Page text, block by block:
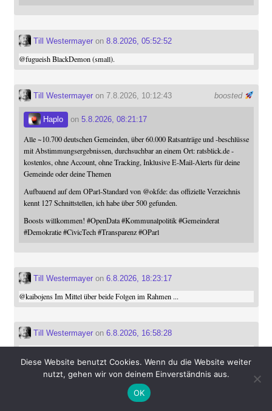
Till Westermayeron 8.8.2026, 05:52:52
@fugueishBlackDemon (small).
boosted
Till Westermayeron 7.8.2026, 10:12:43
Haplo on 5.8.2026, 08:21:17
Alle ~10.700 deutschen Gemeinden, über 60.000 Ratsanträge und -beschlüsse
mit Abstimmungsergebnissen, durchsuchbar an einem Ort: ratsblick.de -
kostenlos, ohne Account, ohne Tracking, Inklusive E-Mail-Alerts für deine
Gemeinde oder deine Themen
Aufbauend auf dem OParl-Standard von @okfde: das offizielle Verzeichnis
kennt 127 Schnittstellen, ich habe über 500 gefunden.
Boosts willkommen! #OpenData #Kommunalpolitik #Gemeinderat
#Demokratie #CivicTech #Transparenz #OParl
Till Westermayeron 6.8.2026, 18:23:17
@kaibojensIm Mittel über beide Folgen im Rahmen ...
Till Westermayeron 6.8.2026, 16:58:28
#startrek #snw
on 6.8.2026, 15:07:27
Diese Website benutzt Cookies. Wenn du die Website weiter
nutzt, gehen wir von deinem Einverständnis aus.
OK